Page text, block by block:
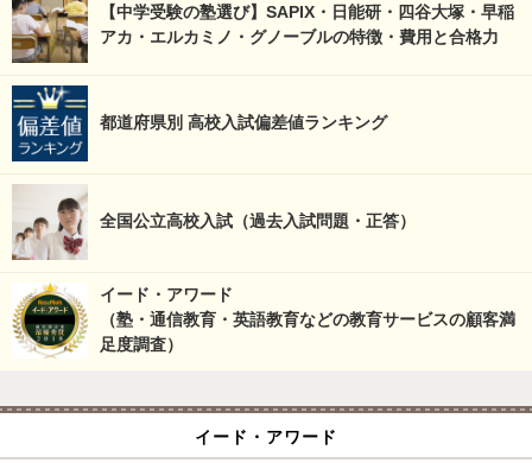
【中学受験の塾選び】SAPIX・日能研・四谷大塚・早稲
アカ・エルカミノ・グノーブルの特徴・費用と合格力
都道府県別 高校入試偏差値ランキング
全国公立高校入試（過去入試問題・正答）
イード・アワード
（塾・通信教育・英語教育などの教育サービスの顧客満
足度調査）
イード・アワード